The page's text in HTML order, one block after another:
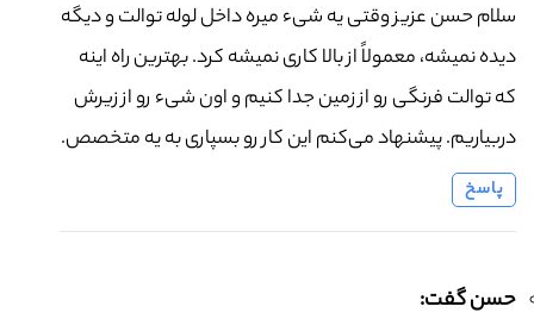
سلام حسن عزیز وقتی یه شیء میره داخل لوله توالت و دیگه
دیده نمیشه، معمولاً از بالا کاری نمیشه کرد. بهترین راه اینه
که توالت فرنگی رو از زمین جدا کنیم و اون شیء رو از زیرش
دربیاریم. پیشنهاد می‌کنم این کار رو بسپاری به یه متخصص.
پاسخ
حسن گفت: